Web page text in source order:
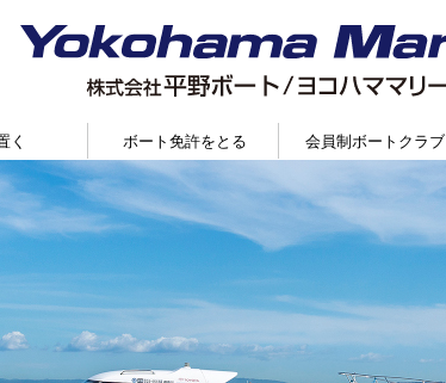
く ボート免許をとる 会員制ボートクラブ